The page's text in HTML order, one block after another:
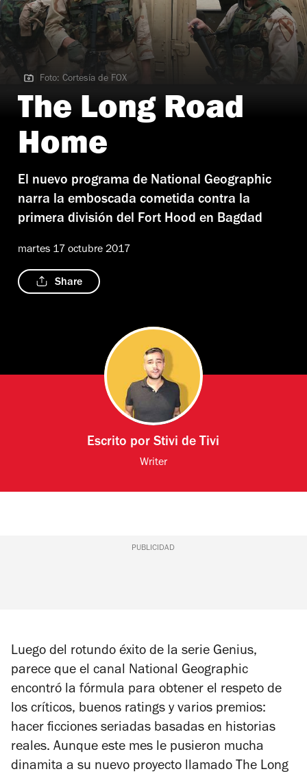
Foto: Cortesía de FOX
Foto: Cortesía de FOX
The Long Road
Home
El nuevo programa de National Geographic
narra la emboscada cometida contra la
primera división del Fort Hood en Bagdad
martes 17 octubre 2017
Share
Escrito porStivi de Tivi
Writer
PUBLICIDAD
Luego del rotundo éxito de la serie Genius,
parece que el canal National Geographic
encontró la fórmula para obtener el respeto de
los críticos, buenos ratings y varios premios:
hacer ficciones seriadas basadas en historias
reales. Aunque este mes le pusieron mucha
dinamita a su nuevo proyecto llamado The Long